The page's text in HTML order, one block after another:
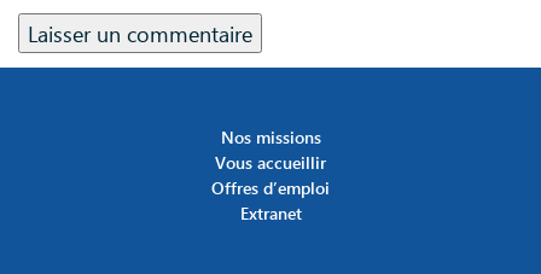
Nos missions
Vous accueillir
Offres d’emploi
Extranet